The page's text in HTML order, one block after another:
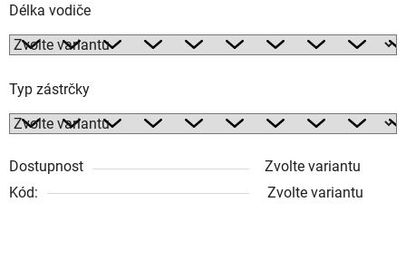
Délka vodiče
Typ zástrčky
Dostupnost
Zvolte variantu
Kód:
Zvolte variantu